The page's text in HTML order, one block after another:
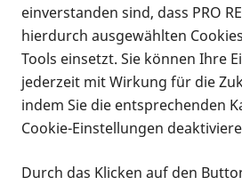
Infomaterial
Infomaterial
Vorlesen
einverstanden sind, dass PRO
hierdurch ausgewählten
Tools einsetzt. Sie können Ihre
jederzeit mit Wirkung für die
indem Sie die entsprechenden
Cookie-Einstellungen
Durch das Klicken auf den